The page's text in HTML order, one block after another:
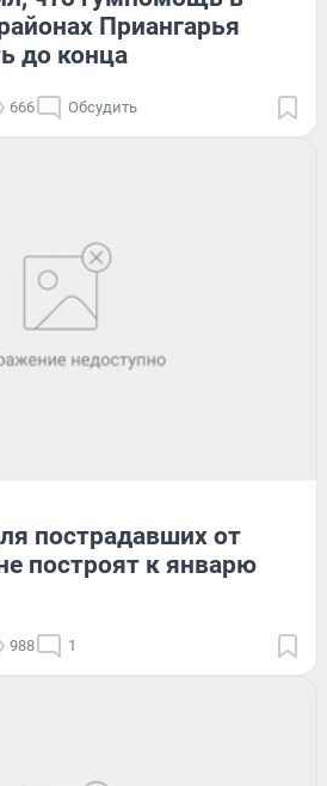
Приангарья
до конца
666 Обсудить
пострадавших от
построят к январю
988 1